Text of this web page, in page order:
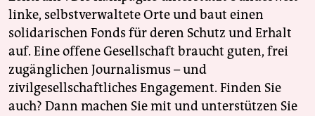
linke, selbstverwaltete Orte und baut einen
solidarischen Fonds für deren Schutz und Erhalt
auf. Eine offene Gesellschaft braucht guten, frei
zugänglichen Journalismus – und
zivilgesellschaftliches Engagement. Finden Sie
auch? Dann machen Sie mit und unterstützen Sie